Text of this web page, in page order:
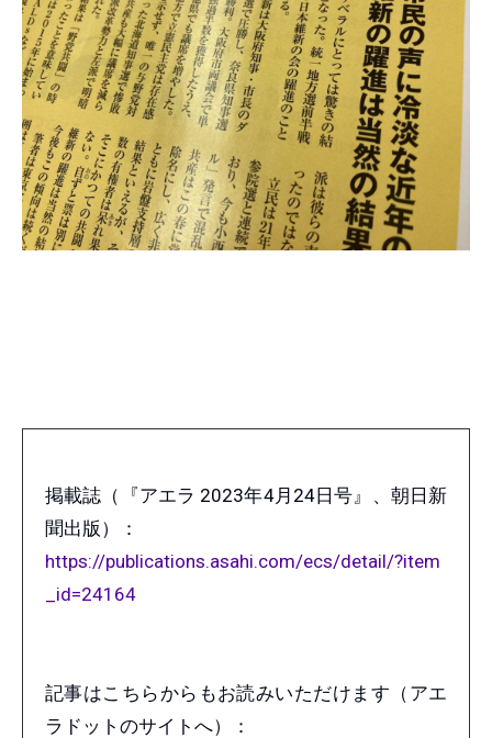
掲載誌（『アエラ 2023年4月24日号』、朝日新
聞出版）：
https://publications.asahi.com/ecs/detail/?item
_id=24164
記事はこちらからもお読みいただけます（アエ
ラドットのサイトへ）：